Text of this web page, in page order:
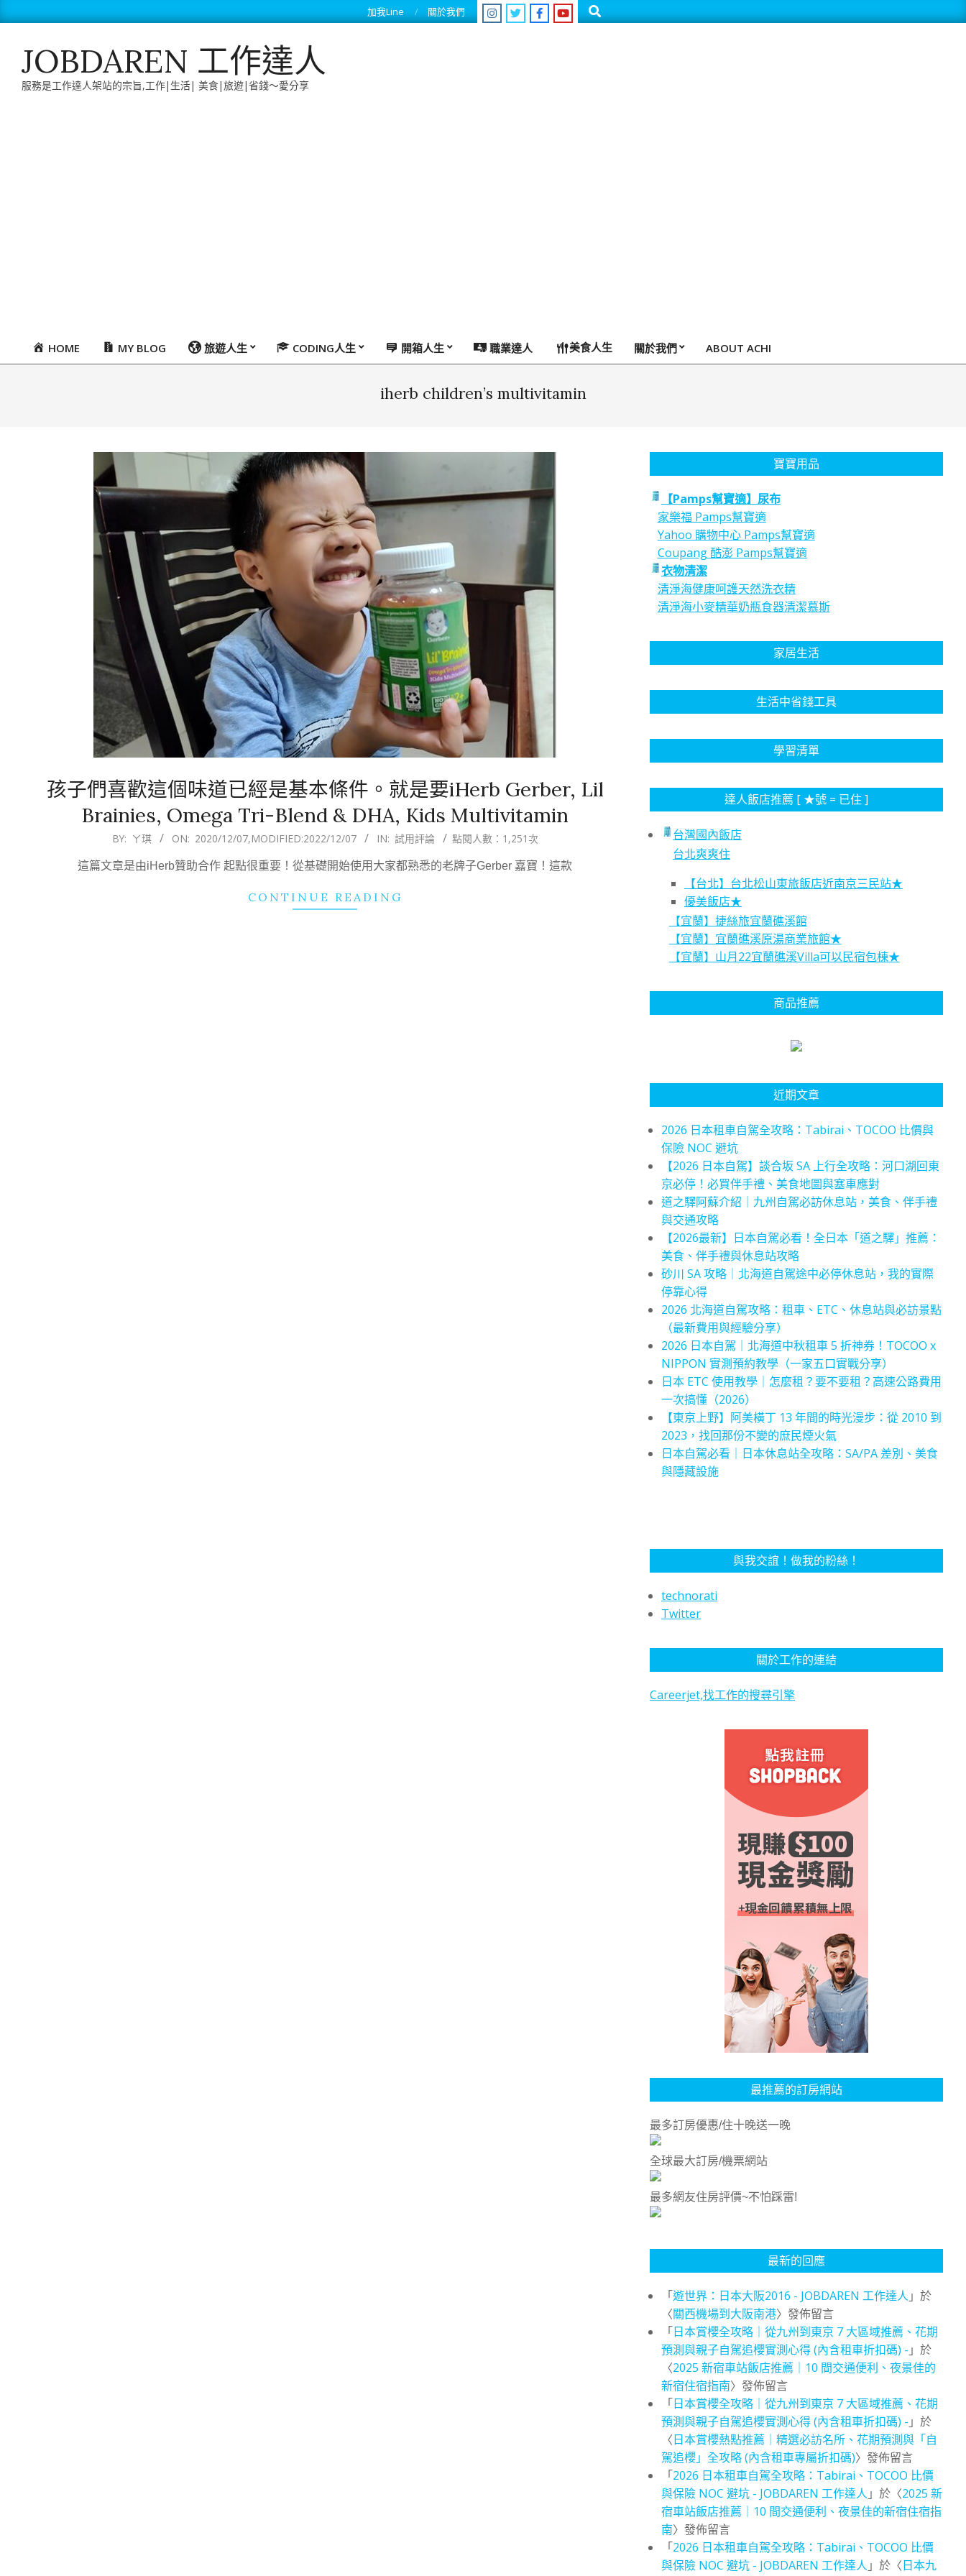
to
加我Line 關於我們 Search
JOBDAREN 工作達人
服務是工作達人架站的宗旨,工作|生活| 美食|旅遊|省錢～愛分享
PrimaryHOME MY BLOG 旅遊人生 CODING人生 開箱人生 職業達人 美食人生 關於我們 ABOUT ACHI
iherb children’s multivitamin
孩子們喜歡這個味道已經是基本條件。就是要iHerb Gerber, Lil
Brainies, Omega Tri-Blend & DHA, Kids Multivitamin
BY: ㄚ琪 ON: 2020/12/07,MODIFIED:2022/12/07 IN: 試用評論 點閱人數：1,251次
這篇文章是由iHerb贊助合作 起點很重要！從基礎開始使用大家都熟悉的老牌子Gerber 嘉寶！這款
CONTINUE READING
寶寶用品
【Pamps幫寶適】尿布
家樂福 Pamps幫寶適
Yahoo 購物中心 Pamps幫寶適
Coupang 酷澎 Pamps幫寶適
衣物清潔
清淨海健康呵護天然洗衣精
清淨海小麥精華奶瓶食器清潔慕斯
家居生活
生活中省錢工具
學習清單
達人飯店推薦 [ ★號 = 已住 ]
台灣國內飯店
台北爽爽住
【台北】台北松山東旅飯店近南京三民站★
優美飯店★
【宜蘭】捷絲旅宜蘭礁溪館
【宜蘭】宜蘭礁溪原湯商業旅館★
【宜蘭】山月22宜蘭礁溪Villa可以民宿包棟★
商品推薦
近期文章
2026 日本租車自駕全攻略：Tabirai、TOCOO 比價與
保險 NOC 避坑
【2026 日本自駕】談合坂 SA 上行全攻略：河口湖回東
京必停！必買伴手禮、美食地圖與塞車應對
道之驛阿蘇介紹｜九州自駕必訪休息站，美食、伴手禮
與交通攻略
【2026最新】日本自駕必看！全日本「道之驛」推薦：
美食、伴手禮與休息站攻略
砂川 SA 攻略｜北海道自駕途中必停休息站，我的實際
停靠心得
2026 北海道自駕攻略：租車、ETC、休息站與必訪景點
（最新費用與經驗分享）
2026 日本自駕｜北海道中秋租車 5 折神券！TOCOO x
NIPPON 實測預約教學（一家五口實戰分享）
日本 ETC 使用教學｜怎麼租？要不要租？高速公路費用
一次搞懂（2026）
【東京上野】阿美橫丁 13 年間的時光漫步：從 2010 到
2023，找回那份不變的庶民煙火氣
日本自駕必看｜日本休息站全攻略：SA/PA 差別、美食
與隱藏設施
與我交誼！做我的粉絲！
technorati
Twitter
關於工作的連結
Careerjet,找工作的搜尋引擎
最推薦的訂房網站
最多訂房優惠/住十晚送一晚
全球最大訂房/機票網站
最多網友住房評價~不怕踩雷!
最新的回應
「遊世界：日本大阪2016 - JOBDAREN 工作達人 」於
〈關西機場到大阪南港〉發佈留言
「日本賞櫻全攻略｜從九州到東京 7 大區域推薦、花期
預測與親子自駕追櫻實測心得 (內含租車折扣碼) - 」於
〈2025 新宿車站飯店推薦｜10 間交通便利、夜景佳的
新宿住宿指南〉發佈留言
「日本賞櫻全攻略｜從九州到東京 7 大區域推薦、花期
預測與親子自駕追櫻實測心得 (內含租車折扣碼) - 」於
〈日本賞櫻熱點推薦｜精選必訪名所、花期預測與「自
駕追櫻」全攻略 (內含租車專屬折扣碼)〉發佈留言
「2026 日本租車自駕全攻略：Tabirai、TOCOO 比價
與保險 NOC 避坑 - JOBDAREN 工作達人 」於〈2025 新
宿車站飯店推薦｜10 間交通便利、夜景佳的新宿住宿指
南〉發佈留言
「2026 日本租車自駕全攻略：Tabirai、TOCOO 比價
與保險 NOC 避坑 - JOBDAREN 工作達人 」於〈日本九